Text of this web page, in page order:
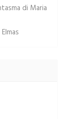
di Maria